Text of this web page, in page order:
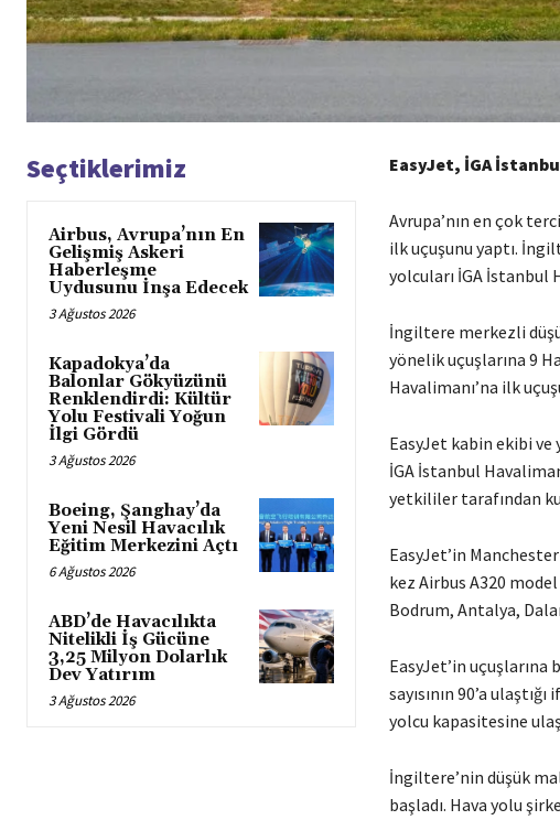
Seçtiklerimiz
Airbus, Avrupa’nın En
Gelişmiş Askeri
Haberleşme
Uydusunu İnşa Edecek
3 Ağustos 2026
Kapadokya’da
Balonlar Gökyüzünü
Renklendirdi: Kültür
Yolu Festivali Yoğun
İlgi Gördü
3 Ağustos 2026
Boeing, Şanghay’da
Yeni Nesil Havacılık
Eğitim Merkezini Açtı
6 Ağustos 2026
ABD’de Havacılıkta
Nitelikli İş Gücüne
3,25 Milyon Dolarlık
Dev Yatırım
3 Ağustos 2026
EasyJet, İGA
Avrupa’nın en çok
ilk uçuşunu yaptı.
yolcuları İGA İstanbul
İngiltere merkezli
yönelik uçuşlarına 9
Havalimanı’na ilk
EasyJet kabin ekibi ve
İGA İstanbul
yetkililer tarafından
EasyJet’in
kez Airbus A320 model
Bodrum, Antalya,
EasyJet’in
sayısının 90’a
yolcu kapasitesine
İngiltere’nin düşük
başladı. Hava yolu